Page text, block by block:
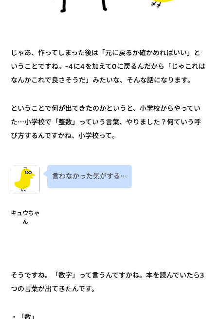
じゃあ、作ってしまった後は「元に戻るか確かめればいい」と
いうことですね。-4に4を加えて0に戻るんだから「じゃこれは
なんかこれで良さそうだ」みたいな、そんな話になります。
ということで何が出てきたのかというと、小学校からやってい
た⋯小学校で「整数」っていう言葉、やりました？何ていう呼
び方するんですかね、小学校って。
キュウちゃ
ん
言わなかった気がする⋯
そうですね。「数字」って言うんですかね。本を読んでいたら3
つの言葉が出てきたんです。